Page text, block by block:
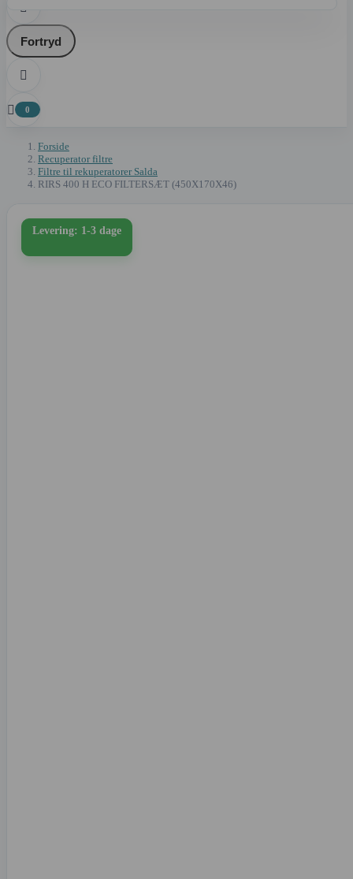

Fortryd

 0
Forside
Recuperator filtre
Filtre til rekuperatorer Salda
RIRS 400 H ECO FILTERSÆT (450X170X46)
Levering: 1-3 dage